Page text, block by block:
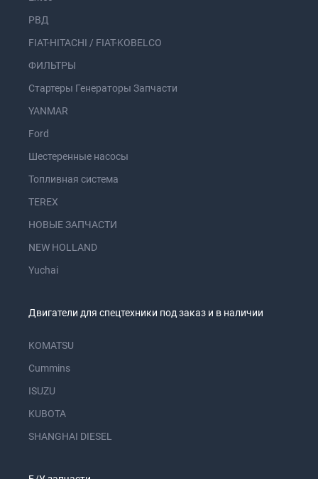
РВД
FIAT-HITACHI / FIAT-KOBELCO
ФИЛЬТРЫ
Стартеры Генераторы Запчасти
YANMAR
Ford
Шестеренные насосы
Топливная система
TEREX
НОВЫЕ ЗАПЧАСТИ
NEW HOLLAND
Yuchai
Двигатели для спецтехники под заказ и в наличии
KOMATSU
Cummins
ISUZU
KUBOTA
SHANGHAI DIESEL